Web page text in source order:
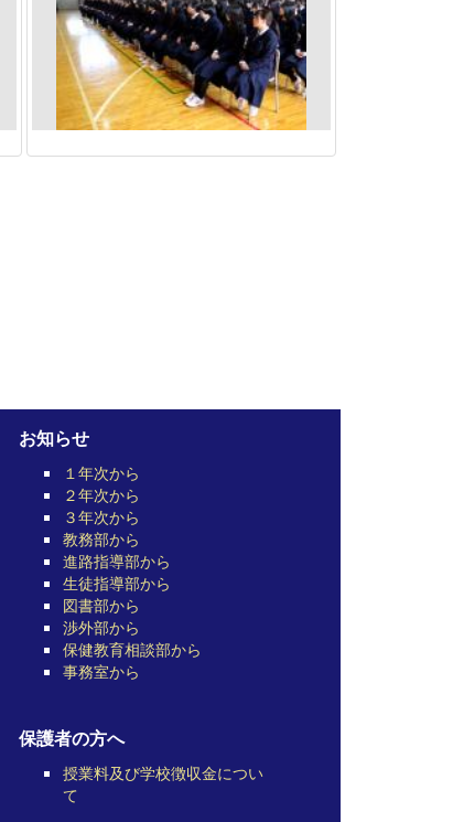
お知らせ
１年次から
２年次から
３年次から
教務部から
進路指導部から
生徒指導部から
図書部から
渉外部から
保健教育相談部から
事務室から
保護者の方へ
授業料及び学校徴収金につい
て